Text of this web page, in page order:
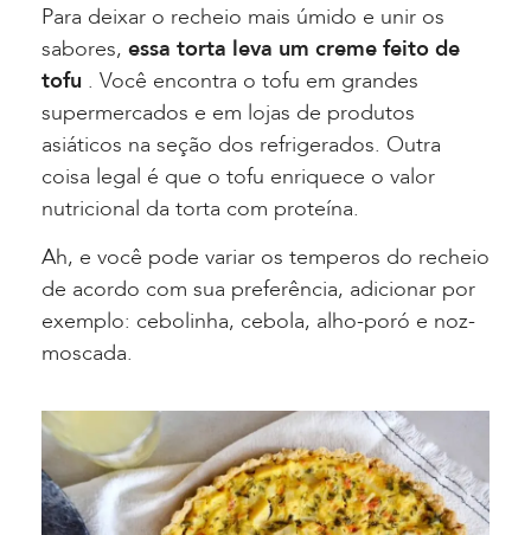
Para deixar o recheio mais úmido e unir os
sabores, essa torta leva um creme feito de
tofu . Você encontra o tofu em grandes
supermercados e em lojas de produtos
asiáticos na seção dos refrigerados. Outra
coisa legal é que o tofu enriquece o valor
nutricional da torta com proteína.
Ah, e você pode variar os temperos do recheio
de acordo com sua preferência, adicionar por
exemplo: cebolinha, cebola, alho-poró e noz-
moscada.